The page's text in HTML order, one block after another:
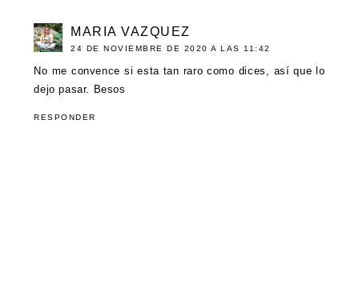
MARIA VAZQUEZ
24 DE NOVIEMBRE DE 2020 A LAS 11:42
No me convence si esta tan raro como dices, así que lo
dejo pasar. Besos
RESPONDER